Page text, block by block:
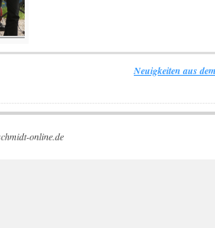
Neuigkeiten aus
online.de